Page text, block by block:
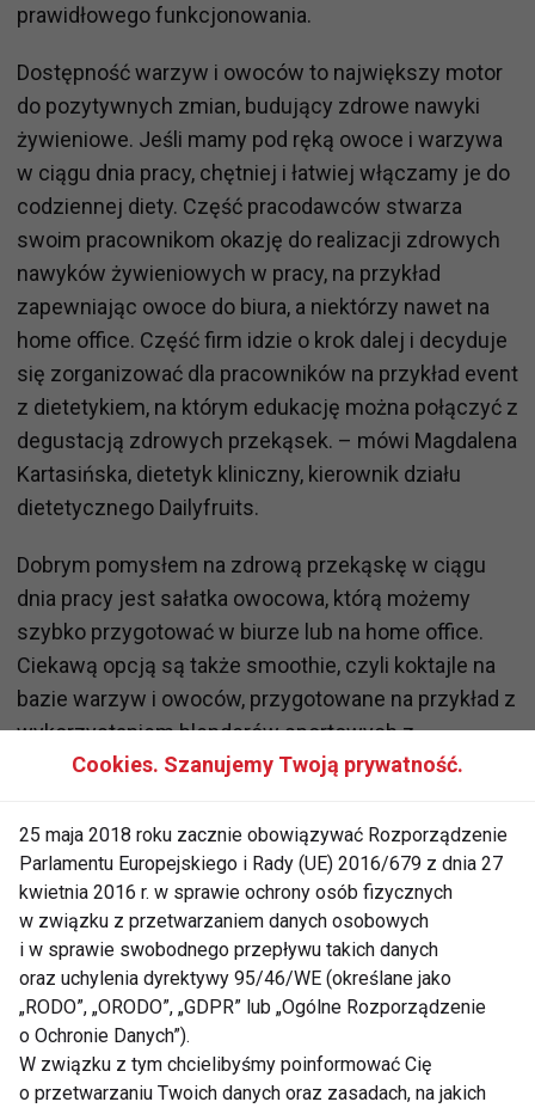
prawidłowego funkcjonowania.
Dostępność warzyw i owoców to największy motor
do pozytywnych zmian, budujący zdrowe nawyki
żywieniowe. Jeśli mamy pod ręką owoce i warzywa
w ciągu dnia pracy, chętniej i łatwiej włączamy je do
codziennej diety. Część pracodawców stwarza
swoim pracownikom okazję do realizacji zdrowych
nawyków żywieniowych w pracy, na przykład
zapewniając owoce do biura, a niektórzy nawet na
home office. Część firm idzie o krok dalej i decyduje
się zorganizować dla pracowników na przykład event
z dietetykiem, na którym edukację można połączyć z
degustacją zdrowych przekąsek. – mówi Magdalena
Kartasińska, dietetyk kliniczny, kierownik działu
dietetycznego Dailyfruits.
Dobrym pomysłem na zdrową przekąskę w ciągu
dnia pracy jest sałatka owocowa, którą możemy
szybko przygotować w biurze lub na home office.
Ciekawą opcją są także smoothie, czyli koktajle na
bazie warzyw i owoców, przygotowane na przykład z
wykorzystaniem blenderów sportowych z
możliwością blendowania bezpośrednio do butelki,
nich dodać porcję nabiału lub płatków owsianych co
wpłynie na trwałość sytości.
Jak wynika badania Dailyfruits niestety aż 50%
pracujących Polaków nie je codziennie owoców, a
40% warzyw. Kilka razy w ciągu dnia sięga po owoce
jedynie 21% pracujących Polaków, a po warzywa
26%. Te liczby nie napawają optymizmem biorąc pod
uwagę fakt, że to właśnie witaminy i składniki
Cookies. Szanujemy Twoją prywatność.
25 maja 2018 roku zacznie obowiązywać Rozporządzenie
Parlamentu Europejskiego i Rady (UE) 2016/679 z dnia 27
kwietnia 2016 r. w sprawie ochrony osób fizycznych
w związku z przetwarzaniem danych osobowych
i w sprawie swobodnego przepływu takich danych
oraz uchylenia dyrektywy 95/46/WE (określane jako
„RODO”, „ORODO”, „GDPR” lub „Ogólne Rozporządzenie
o Ochronie Danych”).
W związku z tym chcielibyśmy poinformować Cię
o przetwarzaniu Twoich danych oraz zasadach, na jakich